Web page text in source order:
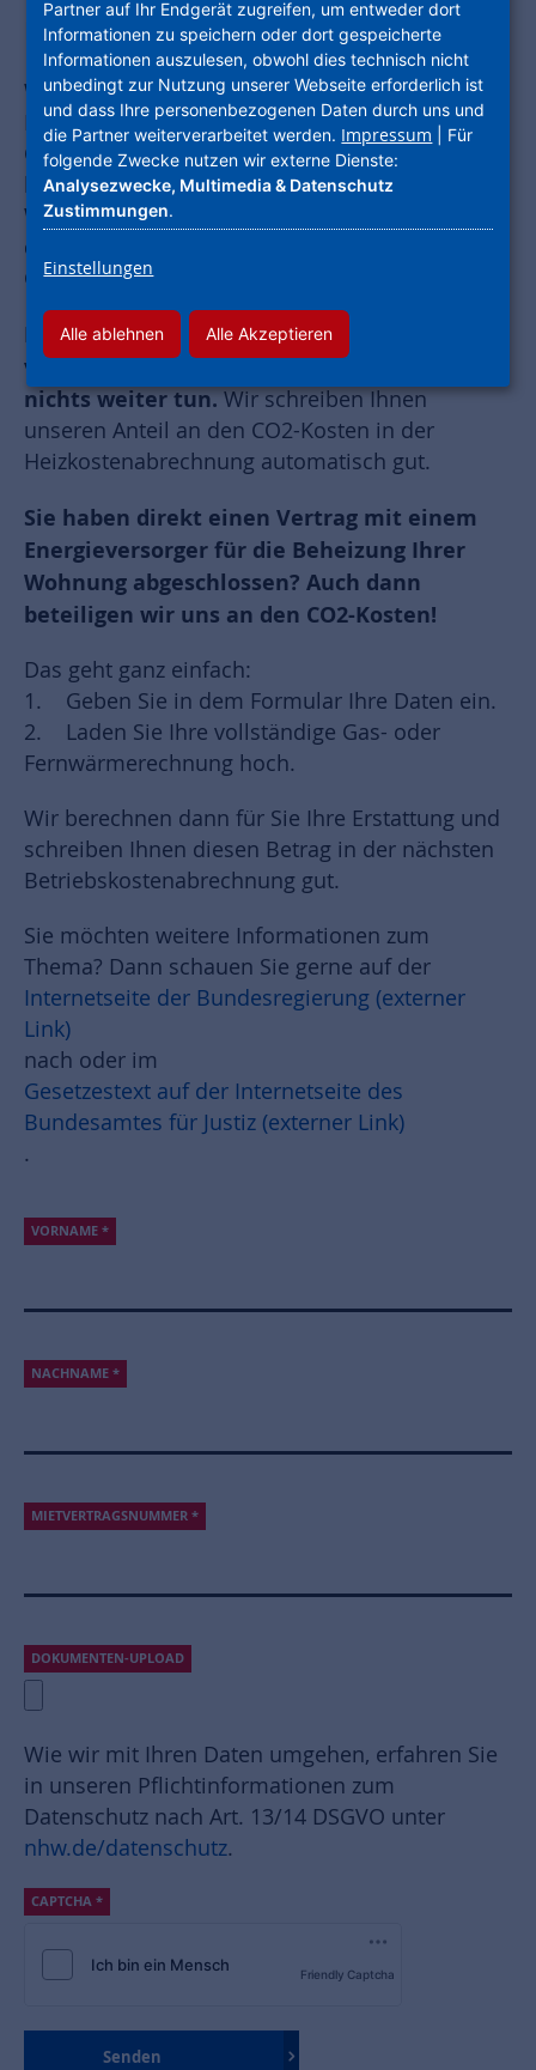
Berechnung der CO2-Abgabe
Wir müssen uns als Vermieter für
Rechnungszeiträume ab Januar 2023 an den
CO2-Kosten beteiligen. Die Kosten entstehen
beim Verbrauch von Heizenergie für Ihre
Wohnung. Die Höhe der Beteiligung hängt von
der Menge des CO2-Ausstoßes des jeweiligen
Gebäudes ab.
Hat Ihre Wohnung eine Zentralheizung, die
von der NHW betrieben wird, müssen Sie
nichts weiter tun.Wir schreiben Ihnen
unseren Anteil an den CO2-Kosten in der
Heizkostenabrechnung automatisch gut.
Sie haben direkt einen Vertrag mit einem
Energieversorger für die Beheizung Ihrer
Wohnung abgeschlossen? Auch dann
beteiligen wir uns an den CO2-Kosten!
Das geht ganz einfach:
1. Geben Sie in dem Formular Ihre Daten ein.
2. Laden Sie Ihre vollständige Gas- oder
Fernwärmerechnung hoch.
Wir berechnen dann für Sie Ihre Erstattung und
schreiben Ihnen diesen Betrag in der nächsten
Betriebskostenabrechnung gut.
Sie möchten weitere Informationen zum
Thema? Dann schauen Sie gerne auf der
Internetseite der Bundesregierung (externer
Link)
nach oder im
Gesetzestext auf der Internetseite des
Bundesamtes für Justiz (externer Link)
.
VORNAME*
NACHNAME*
MIETVERTRAGSNUMMER*
DOKUMENTEN-UPLOAD
Wie wir mit Ihren Daten umgehen, erfahren Sie
in unseren Pflichtinformationen zum
Datenschutz nach Art. 13/14 DSGVO unter
nhw.de/datenschutz.
CAPTCHA*
Friendly Captcha
Senden
Partner auf Ihr Endgerät zugreifen, um entweder dort
Informationen zu speichern oder dort gespeicherte
Informationen auszulesen, obwohl dies technisch nicht
unbedingt zur Nutzung unserer Webseite erforderlich ist
und dass Ihre personenbezogenen Daten durch uns und
die Partner weiterverarbeitet werden. Impressum | Für
folgende Zwecke nutzen wir externe Dienste:
Analysezwecke, Multimedia & Datenschutz
Zustimmungen.
Einstellungen
Alle ablehnen Alle Akzeptieren